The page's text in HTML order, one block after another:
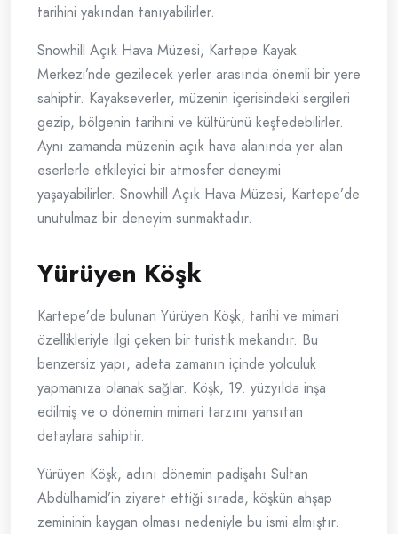
tarihini yakından tanıyabilirler.
Snowhill Açık Hava Müzesi, Kartepe Kayak
Merkezi’nde gezilecek yerler arasında önemli bir yere
sahiptir. Kayakseverler, müzenin içerisindeki sergileri
gezip, bölgenin tarihini ve kültürünü keşfedebilirler.
Aynı zamanda müzenin açık hava alanında yer alan
eserlerle etkileyici bir atmosfer deneyimi
yaşayabilirler. Snowhill Açık Hava Müzesi, Kartepe’de
unutulmaz bir deneyim sunmaktadır.
Yürüyen Köşk
Kartepe’de bulunan Yürüyen Köşk, tarihi ve mimari
özellikleriyle ilgi çeken bir turistik mekandır. Bu
benzersiz yapı, adeta zamanın içinde yolculuk
yapmanıza olanak sağlar. Köşk, 19. yüzyılda inşa
edilmiş ve o dönemin mimari tarzını yansıtan
detaylara sahiptir.
Yürüyen Köşk, adını dönemin padişahı Sultan
Abdülhamid’in ziyaret ettiği sırada, köşkün ahşap
zemininin kaygan olması nedeniyle bu ismi almıştır.